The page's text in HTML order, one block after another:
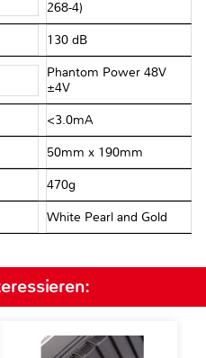
268-4)
130 dB
Phantom Power 48V
±4V
<3.0mA
50mm x 190mm
470g
White Pearl and Gold